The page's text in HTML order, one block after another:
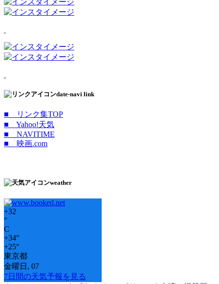
date-navi link
■ リンク集TOP
■ Yahoo!天気
■ NAVITIME
■ 映画.com
weather
+32
°
C
+34°
+25°
東京都
金曜日, 07
7日間の天気予報を見る